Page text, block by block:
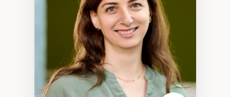
travers les données massives et l’IA
Recherche quantitative et qualitative sur
les auditoires médiatiques
Épistémologie des techniques de recherche
numérique et l’IA
Théorie des droits de la personne
La pensée politique d’Hannah Arendt
La pensée politique à l’ère numérique
Justice internationale et normes
internationales